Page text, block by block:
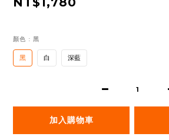
顏色 : 黑
黑 白 深藍
加入購物車